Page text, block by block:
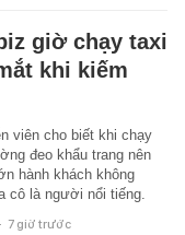
giờ chạy taxi
khi kiếm
viên cho biết khi chạy
đeo khẩu trang nên
hành khách không
cô là người nổi tiếng.
7 giờ trước